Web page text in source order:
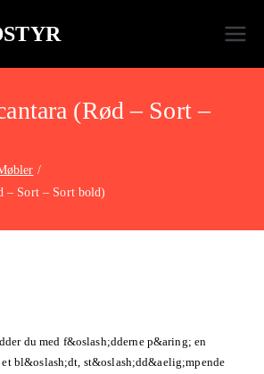
(Rød – Sort –
– Sort – Sort bold)
du med f&oslash;dderne p&aring; en
et bl&oslash;dt, st&oslash;dd&aelig;mpende